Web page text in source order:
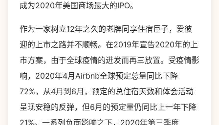
成为2020年美国商场最大的IPO。
作为一家树立12年之久的老牌同享住宿巨子，爱彼
迎的上市之路并不顺畅。在2019年宣告2020年的上
市方案，由于全球疫情的迸发而再三放置。受疫情影
响，2020年4月Airbnb全球预定总量同比下降
72%，从4月到6月，预定的总住宿天数和体会活动
呈现安稳的反弹，但6月的预定量仍同比上一年下降
21%。一系列负面影响之下，2020年第三季度